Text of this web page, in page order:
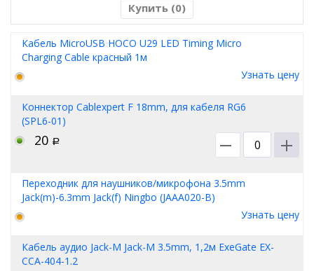
Купить (0)
Кабель MicroUSB HOCO U29 LED Timing Micro
Charging Cable красный 1м
Узнать цену
Коннектор Cablexpert F 18mm, для кабеля RG6
(SPL6-01)
20 Р
Переходник для наушников/микрофона 3.5mm
Jack(m)-6.3mm Jack(f) Ningbo (JAAA020-B)
Узнать цену
Кабель аудио Jack-M Jack-M 3.5mm, 1,2м ExeGate EX-
CCA-404-1.2